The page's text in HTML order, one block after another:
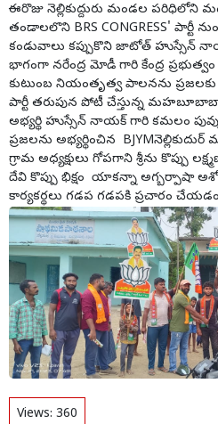
ఈరొజు నెల్లికుద్దురు మండల పరిధిలోని
తండాలలొని BRS CONGRESS' పార్టీ
కండువాలు కప్పుకొని జాటోత్ హుస్సేన్
భాగంగా నరేంద్ర మోడీ గారి కేంద్ర
కుటుంబ నియంతృత్వ పాలనను ప్రజలకు
పార్టీ తరుపున పోటీ చేస్తున్న
అభ్యర్థి హుస్సేన్ నాయక్ గారి కమలం
ప్రజలను అభ్యర్థించిన
గ్రామ అధ్యక్షులు గోపగాని శ్రీను కొప్పు
దేవి కొప్పు భిక్షం యాకన్నా అగ్బర్పాషా
కార్యకర్థలు గడప గడపకి ప్రచారం
Views: 360